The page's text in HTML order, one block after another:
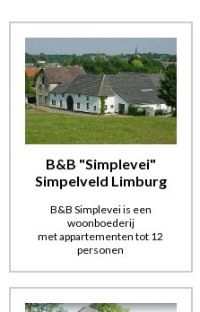
B&B "Simplevei"
Simpelveld Limburg
B&B Simplevei is een
woonboederij
met appartementen tot 12
personen